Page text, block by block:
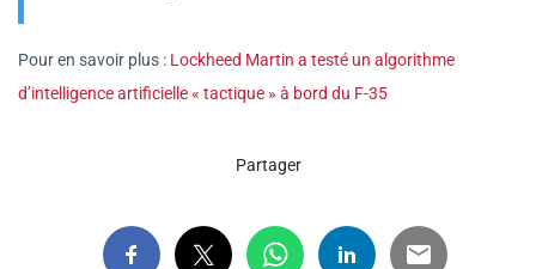
Pour en savoir plus : Lockheed Martin a testé un algorithme
d’intelligence artificielle « tactique » à bord du F-35
Partager